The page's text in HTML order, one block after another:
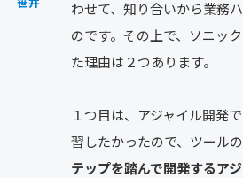
わせて、知り合いから業務
のです。その上で、ソニッ
た理由は２つあります。
１つ目は、アジャイル開発
習したかったので、ツール
テップを踏んで開発するア